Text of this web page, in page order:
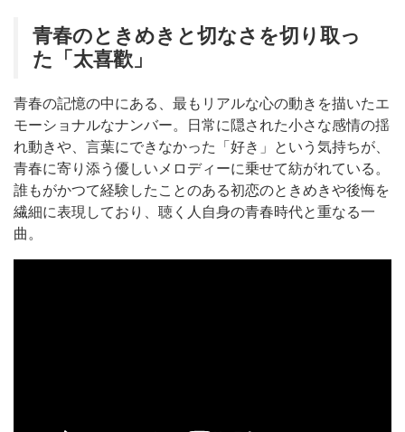
青春のときめきと切なさを切り取っ
た「太喜歡」
青春の記憶の中にある、最もリアルな心の動きを描いたエ
モーショナルなナンバー。日常に隠された小さな感情の揺
れ動きや、言葉にできなかった「好き」という気持ちが、
青春に寄り添う優しいメロディーに乗せて紡がれている。
誰もがかつて経験したことのある初恋のときめきや後悔を
繊細に表現しており、聴く人自身の青春時代と重なる一
曲。